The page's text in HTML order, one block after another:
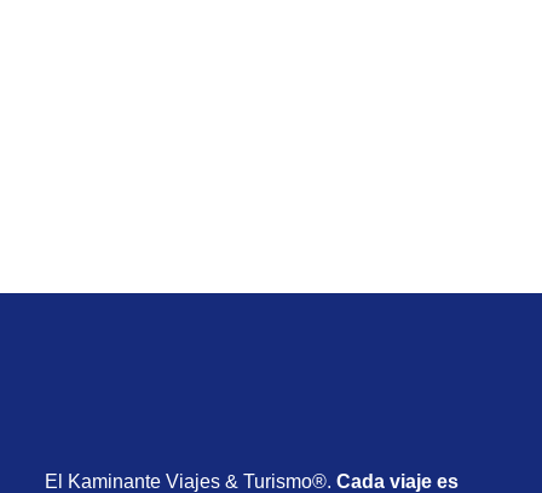
El Kaminante Viajes & Turismo®.Cada viaje es